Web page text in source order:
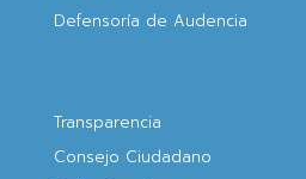
Defensoría de Audencia
Transparencia
Consejo Ciudadano